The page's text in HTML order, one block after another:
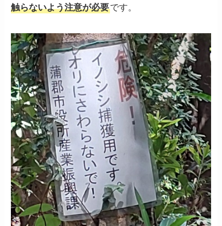
触らないよう注意が必要です。